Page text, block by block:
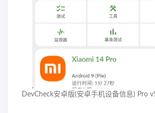
DevCheck安卓版(安卓手机设备信息) Pro